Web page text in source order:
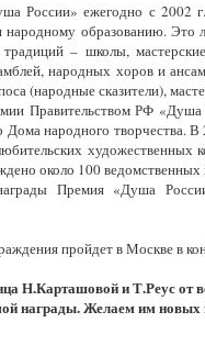
России» ежегодно с 2002
образованию. Это
– школы,
народных хоров и
(народные сказители),
Правительством РФ
Дома народного творчества.
художественных
около 100
Премия «Душа
пройдет в Москве в
Н.Карташовой и Т.Реус от
награды. Желаем им новых